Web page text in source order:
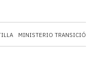
MINISTERIO TRANSICIÓN